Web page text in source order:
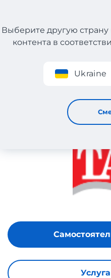
Регистрация
Выберите другую
контента в
Ukraine